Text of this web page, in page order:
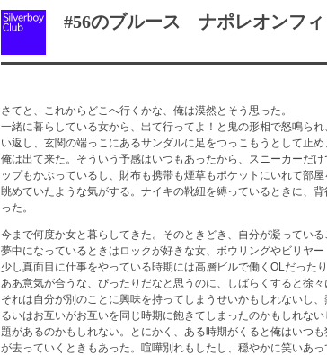
#56のブルース ナポレオンフィ
さてと、これからどこへ行くかな、俺は漠然とそう思った。
一緒に暮らしている女から、出て行ってよ！と鬼の形相で怒鳴ら
い返し、玄関の端っこにあるサンダルに足をつっこもうとして止
俺は出て来た。そういう予感はいつもあったから、スニーカーだ
ップもかぶっているし、財布も携帯も煙草もポケットにいれて部
眺めていたような気がする。ナイキの靴紐を縛っているときに、
った。
今まで何度か女と暮らしてきた。そのときどき、自分が凝ってい
夢中になっているときはロックが好きな女、ボウリングやビリヤ
少し真面目に仕事をやっている時期には高層ビルで働くOLだった
ああ意気が合うな、ぴったりだなと思うのに、しばらくすると徐々
それは自分が別のことに興味を持ってしまうせいかもしれないし
るいはお互いがお互いを同じ時期に飽きてしまったのかもしれな
題があるのかもしれない。とにかく、ある時期がくると俺はいつ
が去っていくときもあった。喧嘩別れもしたし、穏やかに笑いあ